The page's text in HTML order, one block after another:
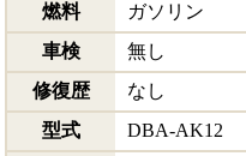
燃料
ガソリン
車検
無し
修復歴
なし
型式
DBA-AK12